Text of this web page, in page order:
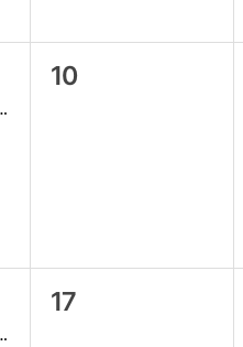
모바일 라이브
10
모바일 라이브
17